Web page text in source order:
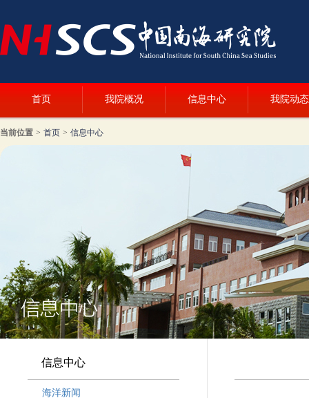
首页 我院概况 信息中心 我院动态
当前位置 > 首页 > 信息中心
信息中心
海洋新闻